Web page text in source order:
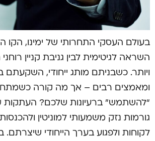
בעולם העסקי התחרותי של ימינו, הקו
השראה לגיטימית לבין גניבת קניין
ויותר. כשבניתם מותג ייחודי, השקעתם
ומאמצים רבים – אך מה קורה
“להשתמש” ברעיונות שלכם? העתקות
גורמות נזק משמעותי למוניטין
לקוחות ולפגוע בערך הייחודי